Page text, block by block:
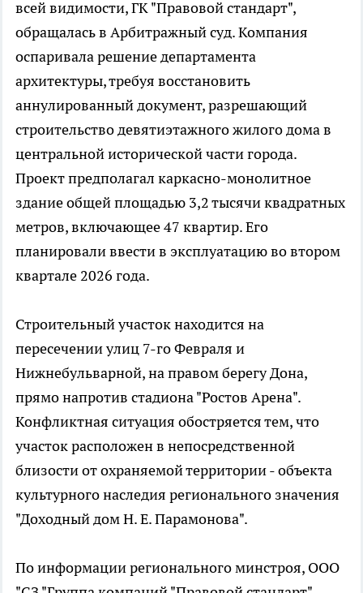
всей видимости, ГК "Правовой стандарт",
обращалась в Арбитражный суд. Компания
оспаривала решение департамента
архитектуры, требуя восстановить
аннулированный документ, разрешающий
строительство девятиэтажного жилого дома в
центральной исторической части города.
Проект предполагал каркасно-монолитное
здание общей площадью 3,2 тысячи квадратных
метров, включающее 47 квартир. Его
планировали ввести в эксплуатацию во втором
квартале 2026 года.
Строительный участок находится на
пересечении улиц 7-го Февраля и
Нижнебульварной, на правом берегу Дона,
прямо напротив стадиона "Ростов Арена".
Конфликтная ситуация обостряется тем, что
участок расположен в непосредственной
близости от охраняемой территории - объекта
культурного наследия регионального значения
"Доходный дом Н. Е. Парамонова".
По информации регионального минстроя, ООО